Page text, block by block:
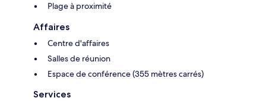
Plage à proximité
Affaires
Centre d'affaires
Salles de réunion
Espace de conférence (355 mètres carrés)
Services